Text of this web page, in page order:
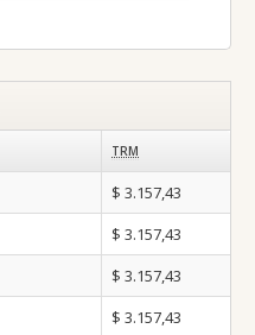
TRM
$ 3.157,43
$ 3.157,43
$ 3.157,43
$ 3.157,43